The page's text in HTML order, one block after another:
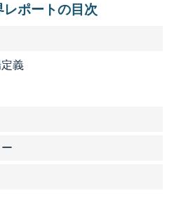
ポートの目次
義